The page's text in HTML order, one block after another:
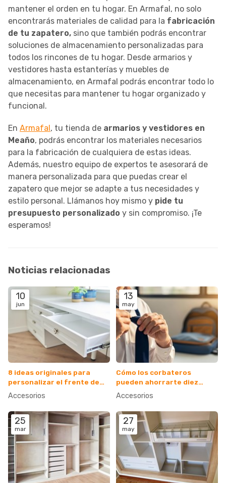
mantener el orden en tu hogar. En Armafal, no solo
encontrarás materiales de calidad para la fabricación
de tu zapatero, sino que también podrás encontrar
soluciones de almacenamiento personalizadas para
todos los rincones de tu hogar. Desde armarios y
vestidores hasta estanterías y muebles de
almacenamiento, en Armafal podrás encontrar todo lo
que necesitas para mantener tu hogar organizado y
funcional.
En Armafal, tu tienda de armarios y vestidores en
Meaño, podrás encontrar los materiales necesarios
para la fabricación de cualquiera de estas ideas.
Además, nuestro equipo de expertos te asesorará de
manera personalizada para que puedas crear el
zapatero que mejor se adapte a tus necesidades y
estilo personal. Llámanos hoy mismo y pide tu
presupuesto personalizado y sin compromiso. ¡Te
esperamos!
Noticias relacionadas
10
jun
8 ideas originales para
personalizar el frente de
tus cajoneras a medida
Accesorios
13
may
Cómo los corbateros
pueden ahorrarte diez
minutos cada mañana
Accesorios
25
mar
27
may